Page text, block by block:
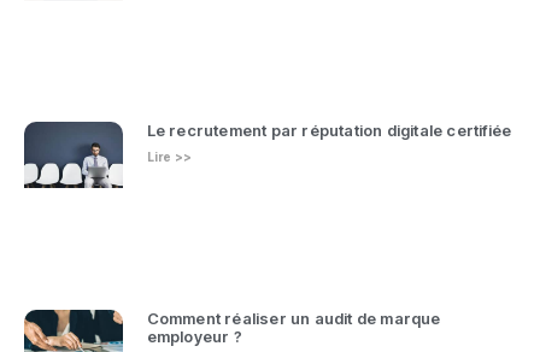
Le recrutement par réputation digitale certifiée
Lire >>
Comment réaliser un audit de marque
employeur ?